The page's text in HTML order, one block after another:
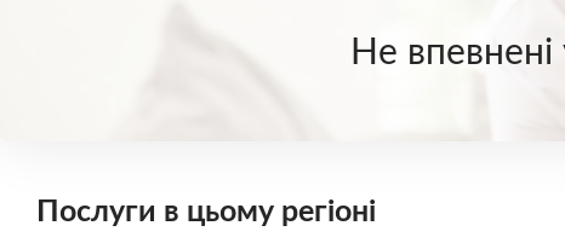
Не впевнені
Послуги в цьому регіоні